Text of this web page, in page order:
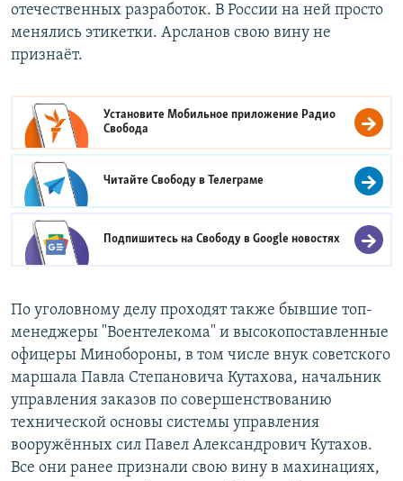
отечественных разработок. В России на ней просто
менялись этикетки. Арсланов свою вину не
признаёт.
Установите Мобильное приложение Радио
Свобода
Читайте Свободу вТелеграме
Подпишитесь на Свободу вGoogle новостях
По уголовному делу проходят также бывшие топ-
менеджеры "Воентелекома" и высокопоставленные
офицеры Минобороны, в том числе внук советского
маршала Павла Степановича Кутахова, начальник
управления заказов по совершенствованию
технической основы системы управления
вооружённых сил Павел Александрович Кутахов.
Все они ранее признали свою вину в махинациях,